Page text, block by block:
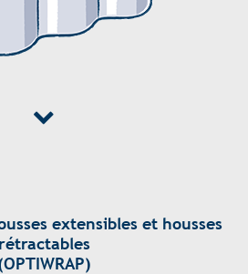
extensibles et housses
rétractables